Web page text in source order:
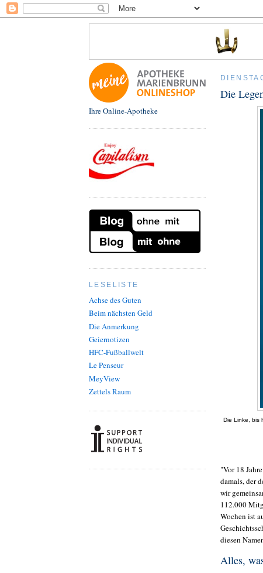
Ihre Online-Apotheke
LESELISTE
Achse des Guten
Beim nächsten Geld
Die Anmerkung
Geiernotizen
HFC-Fußballwelt
Le Penseur
MeyView
Zettels Raum
Die
Die Linke, bis
"Vor 18
damals, der
wir
112.000
Wochen ist
diesen
Alles,